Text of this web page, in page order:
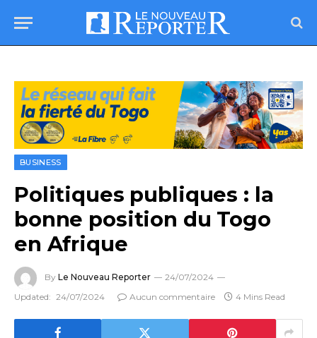
BUSINESS
Politiques publiques : la
bonne position du Togo
en Afrique
By Le Nouveau Reporter
24/07/2024
Updated: 24/07/2024 Aucun commentaire 4 Mins Read